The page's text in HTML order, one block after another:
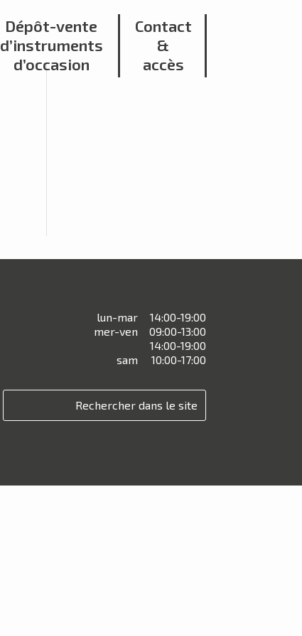
Dépôt-vente
d’instruments
d’occasion
Contact
&
accès
lun-mar
14:00-19:00
mer-ven
09:00-13:00
14:00-19:00
sam
10:00-17:00